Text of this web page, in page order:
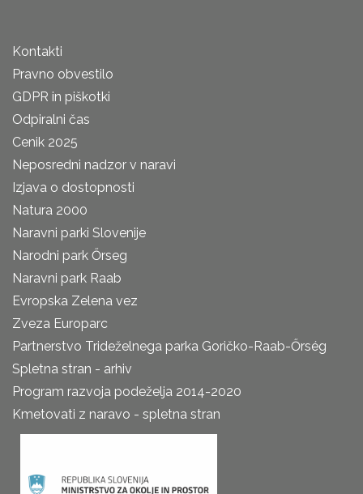
Kontakti
Pravno obvestilo
GDPR in piškotki
Odpiralni čas
Cenik 2025
Neposredni nadzor v naravi
Izjava o dostopnosti
Natura 2000
Naravni parki Slovenije
Narodni park Őrseg
Naravni park Raab
Evropska Zelena vez
Zveza Europarc
Partnerstvo Trideželnega parka Goričko-Raab-Őrség
Spletna stran - arhiv
Program razvoja podeželja 2014-2020
Kmetovati z naravo - spletna stran